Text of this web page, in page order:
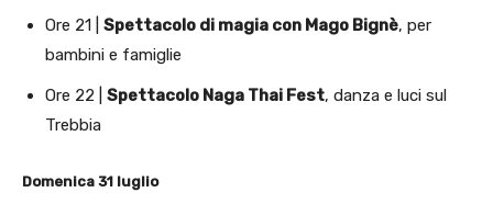
Ore 21 | Spettacolo di magia con Mago Bignè, per
bambini e famiglie
Ore 22 | Spettacolo Naga Thai Fest, danza e luci sul
Trebbia
Domenica 31 luglio